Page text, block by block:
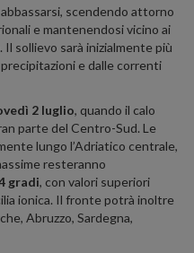
scendendo attorno
e mantenendosi vicino ai
sollievo sarà inizialmente più
e dalle correnti
2 luglio, quando il calo
parte del Centro-Sud. Le
lungo l’Adriatico centrale,
resteranno
gradi, con valori superiori
ionica. Il fronte potrà inoltre
Abruzzo, Sardegna,